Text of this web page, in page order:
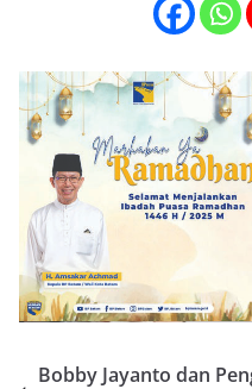
Bobby Jayanto dan